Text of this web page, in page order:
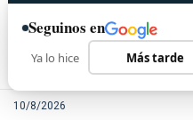
10/8/2026
Seguinos en
Ya lo hice Más tarde